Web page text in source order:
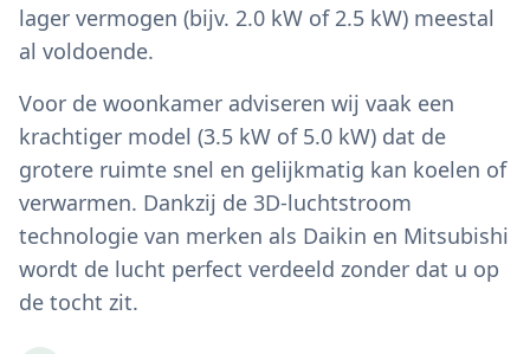
lager vermogen (bijv. 2.0 kW of 2.5 kW) meestal
al voldoende.
Voor de woonkamer adviseren wij vaak een
krachtiger model (3.5 kW of 5.0 kW) dat de
grotere ruimte snel en gelijkmatig kan koelen of
verwarmen. Dankzij de 3D-luchtstroom
technologie van merken als Daikin en Mitsubishi
wordt de lucht perfect verdeeld zonder dat u op
de tocht zit.